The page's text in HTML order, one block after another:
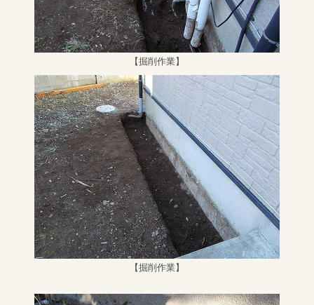
【掘削作業】
【掘削作業】